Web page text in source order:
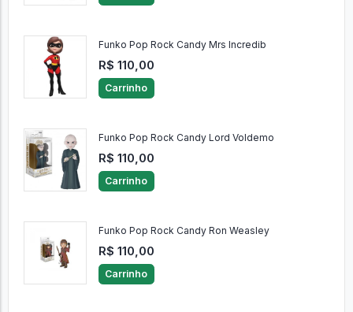
Funko Pop Rock Candy Mrs Incredib
R$ 110,00
Carrinho
Funko Pop Rock Candy Lord Voldemo
R$ 110,00
Carrinho
Funko Pop Rock Candy Ron Weasley
R$ 110,00
Carrinho